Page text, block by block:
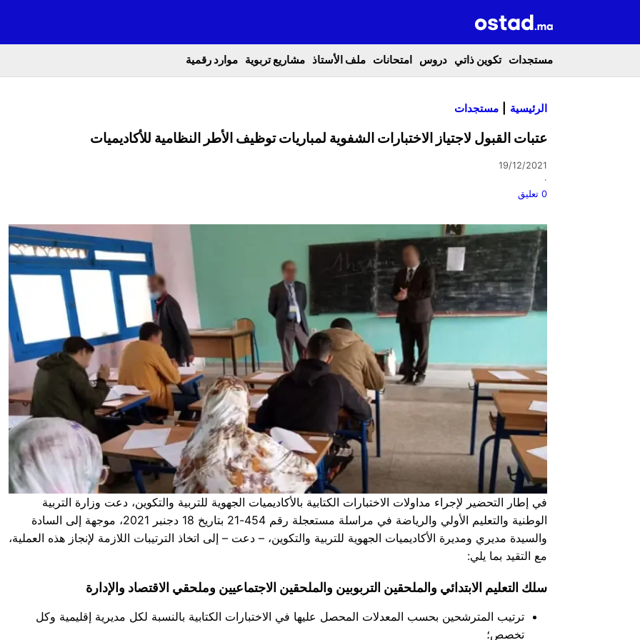
مستجدات تكوين ذاتي دروس امتحانات ملف الأستاذ مشاريع تربوية موارد رقمية
الرئيسية مستجدات
عتبات القبول لاجتياز الاختبارات الشفوية لمباريات توظيف الأطر النظامية للأكاديميات
19/12/2021
·
0 تعليق
في إطار التحضير لإجراء مداولات الاختبارات الكتابية بالأكاديميات الجهوية للتربية والتكوين، دعت وزارة التربية
الوطنية والتعليم الأولي والرياضة في مراسلة مستعجلة رقم 454-21 بتاريخ 18 دجنبر 2021، موجهة إلى السادة
والسيدة مديري ومديرة الأكاديميات الجهوية للتربية والتكوين، – دعت – إلى اتخاذ الترتيبات اللازمة لإنجاز هذه العملية،
مع التقيد بما يلي:
سلك التعليم الابتدائي والملحقين التربوبين والملحقين الاجتماعيين وملحقي الاقتصاد والإدارة
ترتيب المترشحين بحسب المعدلات المحصل عليها في الاختبارات الكتابية بالنسبة لكل مديرية إقليمية وكل
تخصص؛